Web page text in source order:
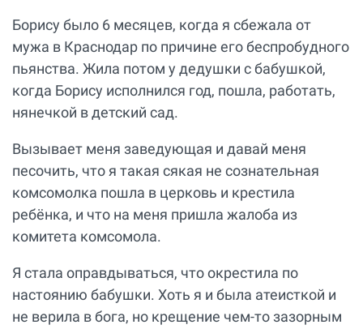
Борису было 6 месяцев, когда я сбежала от
мужа в Краснодар по причине его беспробудного
пьянства. Жила потом у дедушки с бабушкой,
когда Борису исполнился год, пошла, работать,
нянечкой в детский сад.
Вызывает меня заведующая и давай меня
песочить, что я такая сякая не сознательная
комсомолка пошла в церковь и крестила
ребёнка, и что на меня пришла жалоба из
комитета комсомола.
Я стала оправдываться, что окрестила по
настоянию бабушки. Хоть я и была атеисткой и
не верила в бога, но крещение чем-то зазорным